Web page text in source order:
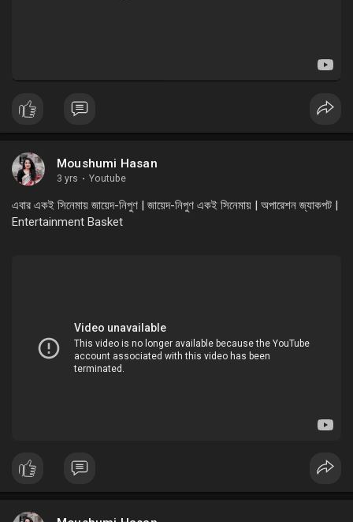
Moushumi Hasan
3 yrs · Youtube
এবার একই সিনেমায় জায়েদ-নিপুণ | জায়েদ-নিপুণ একই সিনেমায় | অপারেশন জ্যাকপট |
Entertainment Basket